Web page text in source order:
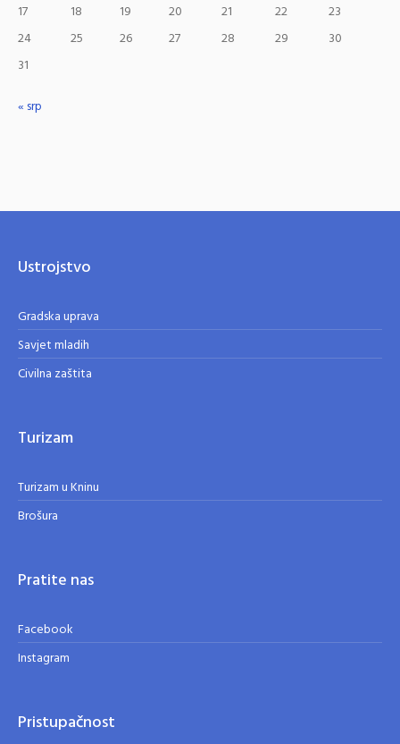
17
18 19 20 21 22
23
24
25 26 27 28 29
30
31
« srp
Ustrojstvo
Gradska uprava
Savjet mladih
Civilna zaštita
Turizam
Turizam u Kninu
Brošura
Pratite nas
Facebook
Instagram
Pristupačnost